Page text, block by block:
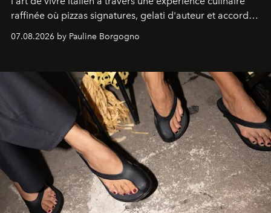
raffinée où pizzas signatures, gelati d'auteur et accords
d'exception composent un véritable voyage sensoriel.
07.08.2026 by Pauline Borgogno